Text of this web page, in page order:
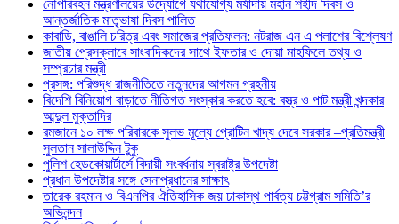
নৌপরিবহন মন্ত্রণালয়ের উদ্যোগে যথাযোগ্য মর্যাদায় মহান শহীদ দিবস ও
আন্তর্জাতিক মাতৃভাষা দিবস পালিত
কাবাডি, বাঙালি চরিত্র এবং সমাজের প্রতিফলন: নটরাজ এন এ পলাশের বিশ্লেষণ
জাতীয় প্রেসক্লাবে সাংবাদিকদের সাথে ইফতার ও দোয়া মাহফিলে তথ্য ও
সম্প্রচার মন্ত্রী
প্রসঙ্গ: পরিশুদ্ধ রাজনীতিতে নতুনদের আগমন গ্রহনীয়
বিদেশি বিনিয়োগ বাড়াতে নীতিগত সংস্কার করতে হবে: বস্ত্র ও পাট মন্ত্রী খন্দকার
আব্দুল মুক্তাদির
রমজানে ১০ লক্ষ পরিবারকে সুলভ মূল্যে প্রোটিন খাদ্য দেবে সরকার –প্রতিমন্ত্রী
সুলতান সালাউদ্দিন টুকু
পুলিশ হেডকোয়ার্টার্সে বিদায়ী সংবর্ধনায় স্বরাষ্ট্র উপদেষ্টা
প্রধান উপদেষ্টার সঙ্গে সেনাপ্রধানের সাক্ষাৎ
তারেক রহমান ও বিএনপির ঐতিহাসিক জয় ঢাকাস্থ পার্বত্য চট্টগ্রাম সমিতি’র
অভিনন্দন